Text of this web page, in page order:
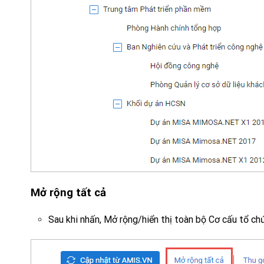
Mở rộng tất cả
Sau khi nhấn, Mở rộng/hiển thị toàn bộ Cơ cấu tổ